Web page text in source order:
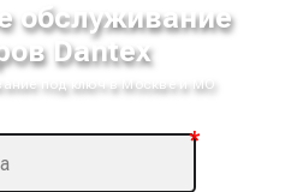
обслуживание
Dantex
под ключ в Москве и МО